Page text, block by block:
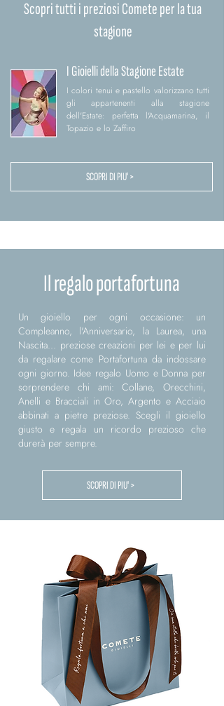
Scopri tutti i preziosi Comete per la tua
stagione
I Gioielli della Stagione Estate
I colori tenui e pastello valorizzano tutti
gli appartenenti alla stagione
dell'Estate: perfetta l'Acquamarina, il
Topazio e lo Zaffiro
SCOPRI DI PIU' >
Il regalo portafortuna
Un gioiello per ogni occasione: un
Compleanno, l'Anniversario, la Laurea, una
Nascita... preziose creazioni per lei e per lui
da regalare come Portafortuna da indossare
ogni giorno. Idee regalo Uomo e Donna per
sorprendere chi ami: Collane, Orecchini,
Anelli e Bracciali in Oro, Argento e Acciaio
abbinati a pietre preziose. Scegli il gioiello
giusto e regala un ricordo prezioso che
durerà per sempre.
SCOPRI DI PIU' >